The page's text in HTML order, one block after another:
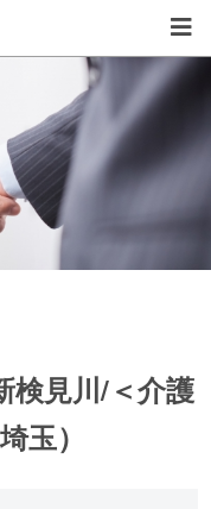
検見川/＜介護
玉）